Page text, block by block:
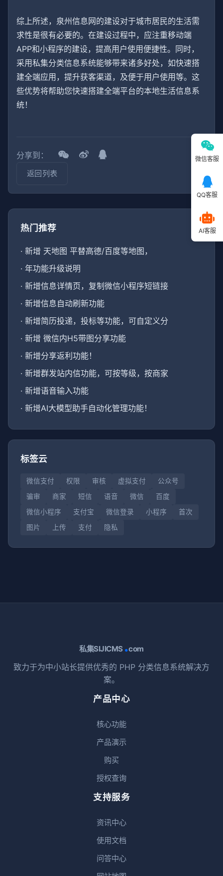
综上所述，泉州信息网的建设对于城市居民的生活需
求性是很有必要的。在建设过程中，应注重移动端
APP和小程序的建设，提高用户使用便捷性。同时，
采用私集分类信息系统能够带来诸多好处，如快速搭
建全端应用，提升获客渠道，及便于用户使用等。这
些优势将帮助您快速搭建全端平台的本地生活信息系
统！
分享到：
返回列表
热门推荐
· 新增 天地图 平替高德/百度等地图，
· 年功能升级说明
· 新增信息详情页，复制微信小程序短链接
· 新增信息自动刷新功能
· 新增简历投递，投标等功能，可自定义分
· 新增 微信内H5带图分享功能
· 新增分享返利功能！
· 新增群发站内信功能，可按等级，按商家
· 新增语音输入功能
· 新增AI大模型助手自动化管理功能！
标签云
微信支付 权限 审核 虚拟支付
公众号
骗审
商家 短信 语音 微信
百度
微信小程序
支付宝 微信登录 小程序
首次
图片
上传 支付 隐私
私集SIJICMS .com
致力于为中小站长提供优秀的 PHP 分类信息系统解决方
案。
产品中心
核心功能
产品演示
购买
授权查询
支持服务
资讯中心
使用文档
问答中心
微信客服
QQ客服
AI客服